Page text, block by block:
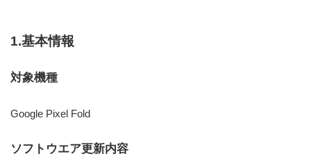
1.基本情報
対象機種
Google Pixel Fold
ソフトウエア更新内容